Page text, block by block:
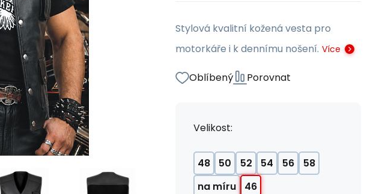
Stylová kvalitní kožená vesta pro
motorkáře i k dennímu nošení. Více
Oblíbený Porovnat
Velikost:
48 50 52 54 56
58
na míru
46